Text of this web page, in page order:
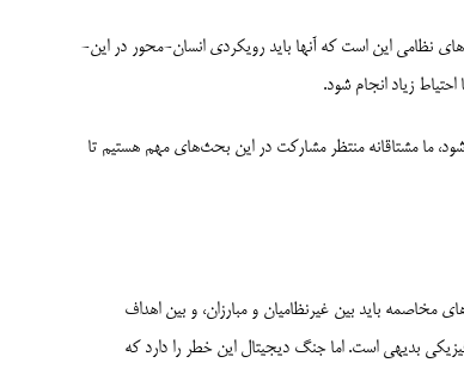
موضع ما با تمامی دولت‌­ها هنگام بحث در مورد استفاده از هوش مصنوعی در سناریوهای نظامی این است که آنها باید رویکردی انسان­-محور در این‌­
زیاد انجام شود.
ما مشتاقانه منتظر مشارکت در این بحث­‌های مهم هستیم تا
مخاصمه باید بین غیرنظامیان و مبارزان، و بین اهداف
بدیهی است. اما جنگ دیجیتال این خطر را دارد که